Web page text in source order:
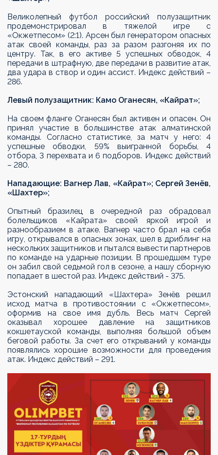
Великолепный футбол российский полузащитник
продемонстрировал в тяжелой игре с
«Окжетпесом» (2:1). Арсен был генератором опасных
атак своей команды, раз за разом разгоняя их по
центру. Так, в его активе 5 успешных обводок, 4
передачи в штрафную, две передачи в развитие атак,
два удара в створ и один ассист. Индекс действий –
286.
Левый полузащитник: Камо Оганесян, «Кайрат»;
На своем фланге Оганесян был активен и опасен. Он
принял участие в большинстве атак алматинской
команды. Согласно статистике, за матч у него: 4
успешные обводки, 59% выигранной борьбы, 4
отбора, 3 перехвата и 6 подборов. Индекс действий
– 280.
Нападающие: Вагнер Лав, «Кайрат»; Сергей Зенёв,
«Шахтер»;
Опытный бразилец в очередной раз обрадовал
болельщиков «Кайрата» своей яркой игрой и
разнообразием в атаке. Вагнер часто брал на себя
игру, открывался в опасных зонах, шел в дриблинг на
нескольких защитников и пытался вывести партнеров
по команде на ударные позиции. В прошедшем туре
он забил свой седьмой гол в сезоне, а нашу сборную
попадает в шестой раз. Индекс действий - 375.
Эстонский нападающий «Шахтера» Зенёв решил
исход матча в противостоянии с «Окжетпесом»,
оформив на свое имя дубль. Весь матч Сергей
оказывал хорошее давление на защитников
кокшетауской команды, выполняя большой объем
беговой работы. За счет его открываний у команды
появлялись хорошие возможности для проведения
атак. Индекс действий – 291.